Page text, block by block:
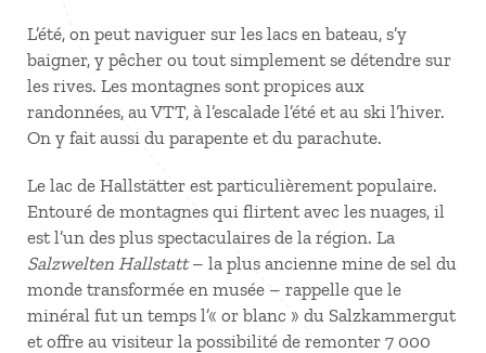
L’été, on peut naviguer sur les lacs en bateau, s’y
baigner, y pêcher ou tout simplement se détendre sur
les rives. Les montagnes sont propices aux
randonnées, au VTT, à l’escalade l’été et au ski l’hiver.
On y fait aussi du parapente et du parachute.
Le lac de Hallstätter est particulièrement populaire.
Entouré de montagnes qui flirtent avec les nuages, il
est l’un des plus spectaculaires de la région. La
Salzwelten Hallstatt– la plus ancienne mine de sel du
monde transformée en musée – rappelle que le
minéral fut un temps l’« or blanc » du Salzkammergut
et offre au visiteur la possibilité de remonter 7 000